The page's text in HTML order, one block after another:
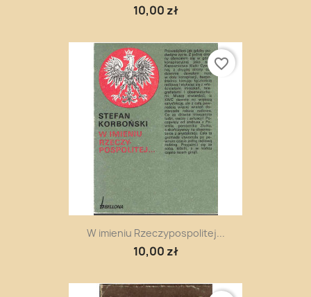
10,00 zł
W imieniu Rzeczypospolitej...
10,00 zł
favorite_border